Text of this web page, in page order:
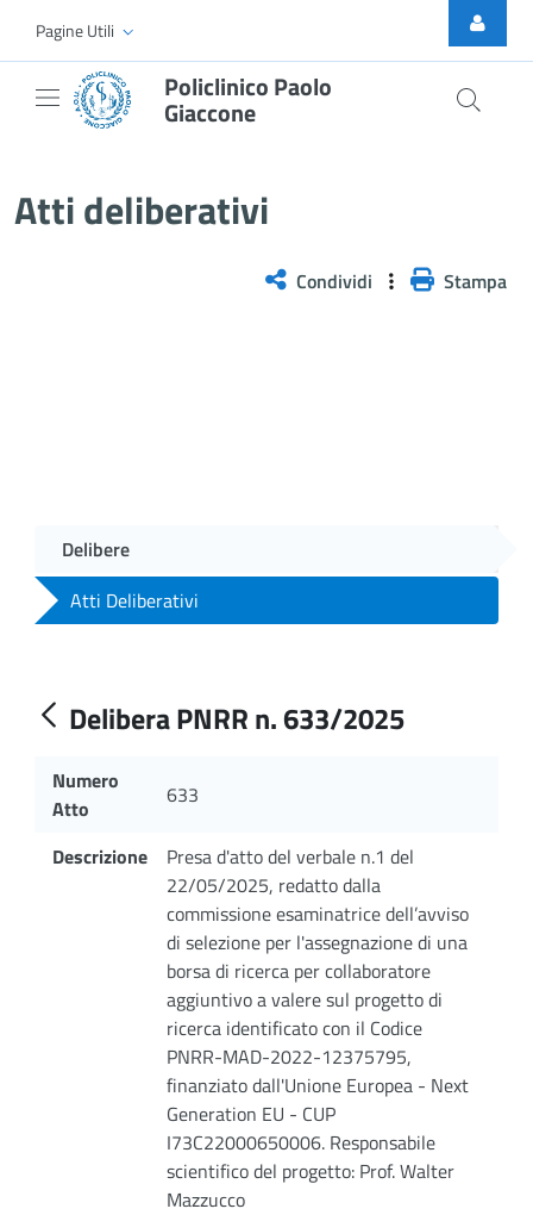
Skip to Main Content
Pagine Utili
Policlinico Paolo
Giaccone
Atti deliberativi
Condividi Stampa
Delibere
Atti Deliberativi
Delibera PNRR n. 633/2025
Numero
Atto
633
Descrizione
Presa d'atto del verbale n.1 del
22/05/2025, redatto dalla
commissione esaminatrice dell’avviso
di selezione per l'assegnazione di una
borsa di ricerca per collaboratore
aggiuntivo a valere sul progetto di
ricerca identificato con il Codice
PNRR-MAD-2022-12375795,
finanziato dall'Unione Europea - Next
Generation EU - CUP
I73C22000650006. Responsabile
scientifico del progetto: Prof. Walter
Mazzucco